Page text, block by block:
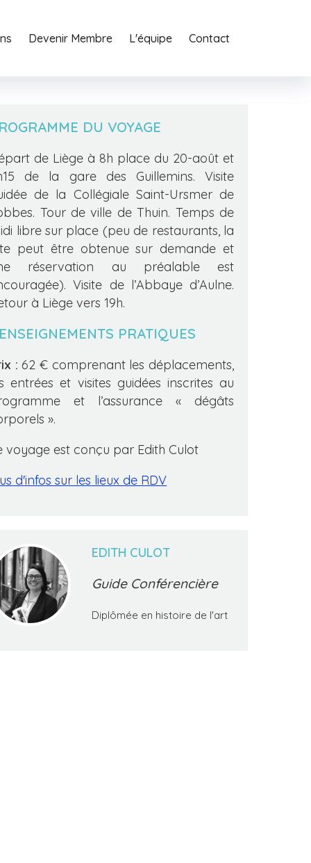
Agency Services Journal Contact
Devenir Membre L'équipe Contact
DU VOYAGE
de Liège à 8h place du 20-août et
de la gare des Guillemins. Visite
de la Collégiale Saint-Ursmer de
Tour de ville de Thuin. Temps de
libre sur place (peu de restaurants, la
peut être obtenue sur demande et
réservation au préalable est
Visite de l’Abbaye d’Aulne.
à Liège vers 19h.
PRATIQUES
: 62 € comprenant les déplacements,
entrées et visites guidées inscrites au
et l’assurance « dégâts
».
voyage est conçu par Edith Culot
d'infos sur les lieux de RDV
EDITH CULOT
Guide Conférencière
Diplômée en histoire de l'art